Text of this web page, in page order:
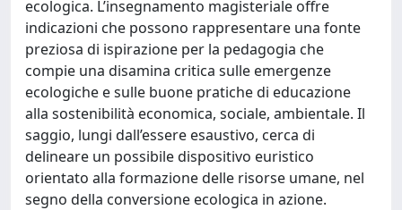
ecologica. L’insegnamento magisteriale offre
indicazioni che possono rappresentare una fonte
preziosa di ispirazione per la pedagogia che
compie una disamina critica sulle emergenze
ecologiche e sulle buone pratiche di educazione
alla sostenibilità economica, sociale, ambientale. Il
saggio, lungi dall’essere esaustivo, cerca di
delineare un possibile dispositivo euristico
orientato alla formazione delle risorse umane, nel
segno della conversione ecologica in azione.